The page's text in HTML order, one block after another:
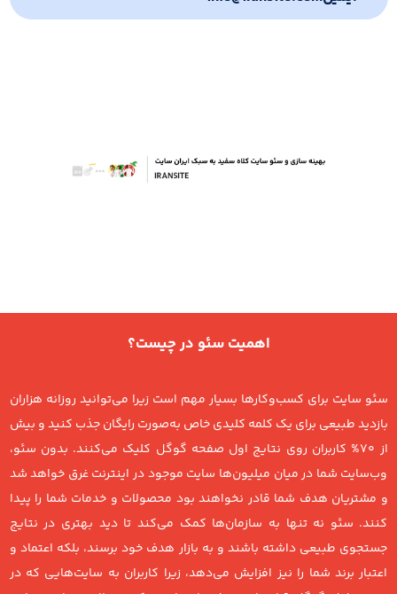
اهمیت سئو در چیست؟
سئو سایت برای کسب‌وکارها بسیار مهم است زیرا می‌توانید روزانه هزاران
بازدید طبیعی برای یک کلمه کلیدی خاص به‌صورت رایگان جذب کنید و بیش
از 70% کاربران روی نتایج اول صفحه گوگل کلیک می‌کنند. بدون سئو،
وب‌سایت شما در میان میلیون‌ها سایت موجود در اینترنت غرق خواهد شد
و مشتریان هدف شما قادر نخواهند بود محصولات و خدمات شما را پیدا
کنند. سئو نه تنها به سازمان‌ها کمک می‌کند تا دید بهتری در نتایج
جستجوی طبیعی داشته باشند و به بازار هدف خود برسند، بلکه اعتماد و
اعتبار برند شما را نیز افزایش می‌دهد، زیرا کاربران به سایت‌هایی که در